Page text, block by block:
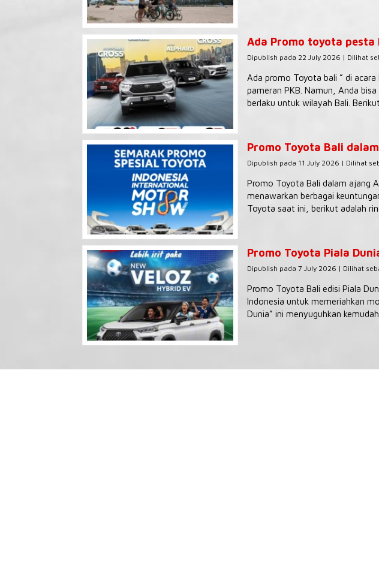
Ada Promo toyota pesta
Dipublish pada 22 July 2026 | Dilihat
Ada promo Toyota bali ” di acara
pameran PKB. Namun, Anda
berlaku untuk wilayah Bali.
Promo Toyota Bali
Dipublish pada 11 July 2026 | Dilihat
Promo Toyota Bali dalam ajang
menawarkan berbagai
Toyota saat ini, berikut adalah
Promo Toyota Piala
Dipublish pada 7 July 2026 | Dilihat
Promo Toyota Bali edisi Piala
Indonesia untuk memeriahkan
Dunia” ini menyuguhkan